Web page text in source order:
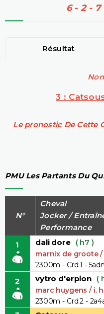
6 - 2 - 7
Résultat
3 :
Le pronostic De Cette
PMU Les Partants Du
N°
Cheval
Jocker /
Performance
1
dali dore ( h7 )
marnix de groote
2300m - Crd:1 -
2 vytro d'erpion (
marc huygens / i.
2300m - Crd:2 -